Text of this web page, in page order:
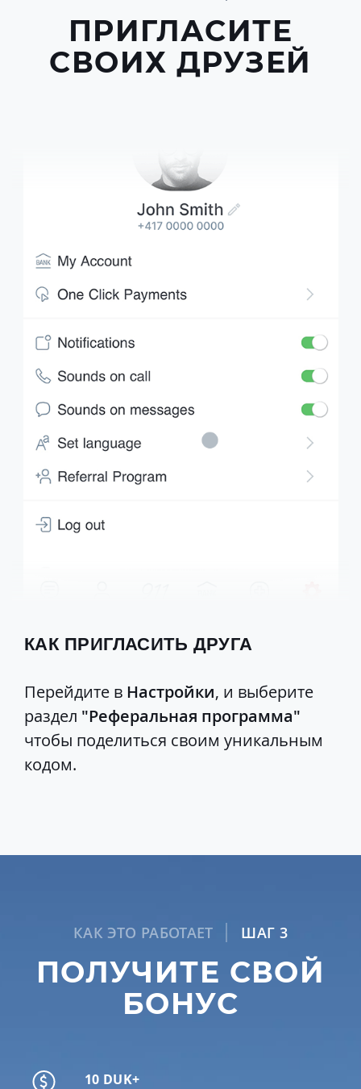
ПРИГЛАСИТЕ
СВОИХ ДРУЗЕЙ
КАК ПРИГЛАСИТЬ ДРУГА
Перейдите в Настройки, и выберите
раздел "Реферальная программа"
чтобы поделиться своим уникальным
кодом.
КАК ЭТО РАБОТАЕТ ШАГ 3
ПОЛУЧИТЕ СВОЙ
БОНУС
10 DUK+